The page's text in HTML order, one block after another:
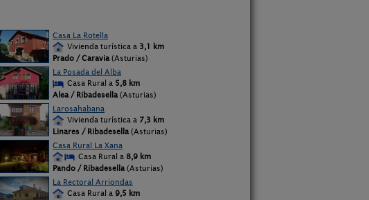
Casa La Rotella
Vivienda turística a 3,1 km
Prado / Caravia (Asturias)
La Posada del Alba
Casa Rural a 5,8 km
Alea / Ribadesella (Asturias)
Larosahabana
Vivienda turística a 7,3 km
Linares / Ribadesella (Asturias)
Casa Rural La Xana
Casa Rural a 8,9 km
Pando / Ribadesella (Asturias)
La Rectoral Arriondas
Casa Rural a 9,5 km